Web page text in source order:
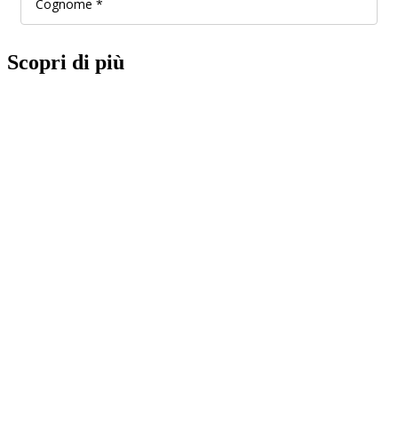
Scopri di più